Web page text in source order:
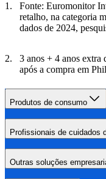
Fonte: Euromonitor
retalho, na categoria
dados de 2024,
3 anos + 4 anos extra
após a compra em
vs. água no cartucho
Produtos de consumo
Profissionais de cuidados
Outras soluções